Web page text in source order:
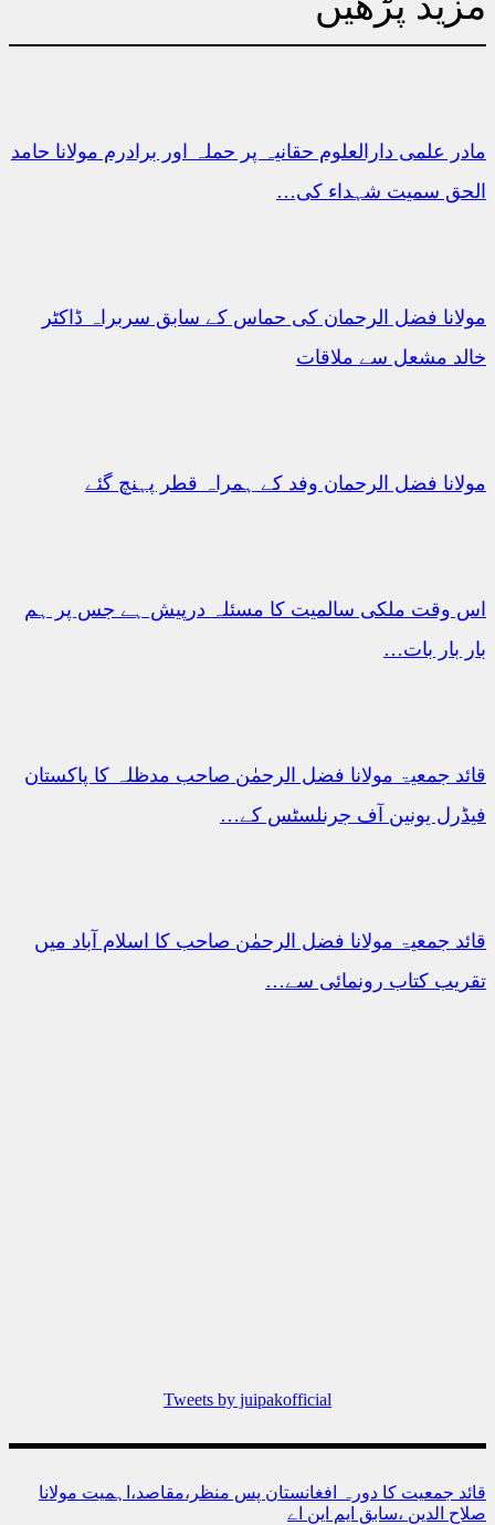
مادر علمی دارالعلوم حقانیہ پر حملہ اور برادرم مولانا حامد
الحق سمیت شہداء کی…
مولانا فضل الرحمان کی حماس کے سابق سربراہ ڈاکٹر
خالد مشعل سے ملاقات
مولانا فضل الرحمان وفد کے ہمراہ قطر پہنچ گئے
اس وقت ملکی سالمیت کا مسئلہ درپیش ہے جس پر ہم
بار بار بات…
قائد جمعیۃ مولانا فضل الرحمٰن صاحب مدظلہ کا پاکستان
فیڈرل یونین آف جرنلسٹس کے…
قائد جمعیۃ مولانا فضل الرحمٰن صاحب کا اسلام آباد میں
تقریب کتاب رونمائی سے…
Tweets by juipakofficial
قائد جمعیت کا دورہ افغانستان پس منظر،مقاصد،اہمیت مولانا
صلاح الدین ،سابق ایم این اے